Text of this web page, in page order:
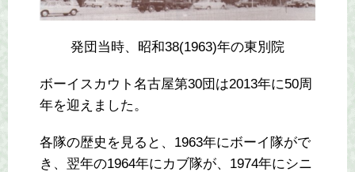
発団当時、昭和38(1963)年の東別院
ボーイスカウト名古屋第30団は2013年に50周
年を迎えました。
各隊の歴史を見ると、1963年にボーイ隊がで
き、翌年の1964年にカブ隊が、1974年にシニ